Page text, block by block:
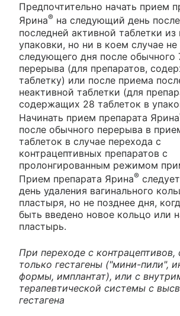
Предпочтительно начать прием
Ярина® на следующий день
последней активной таблетки
упаковки, но ни в коем случае не
следующего дня после обычного
перерыва (для препаратов,
таблетку) или после приема
неактивной таблетки (для
содержащих 28 таблеток в
Начинать прием препарата Ярина
после обычного перерыва в
таблеток в случае перехода с
контрацептивных препаратов с
пролонгированным режимом
Прием препарата Ярина®
день удаления вагинального
пластыря, но не позднее дня,
быть введено новое кольцо или
пластырь.
При переходе с
только гестагены ("мини-пили",
формы, имплантат), или с
терапевтической системы с
гестагена